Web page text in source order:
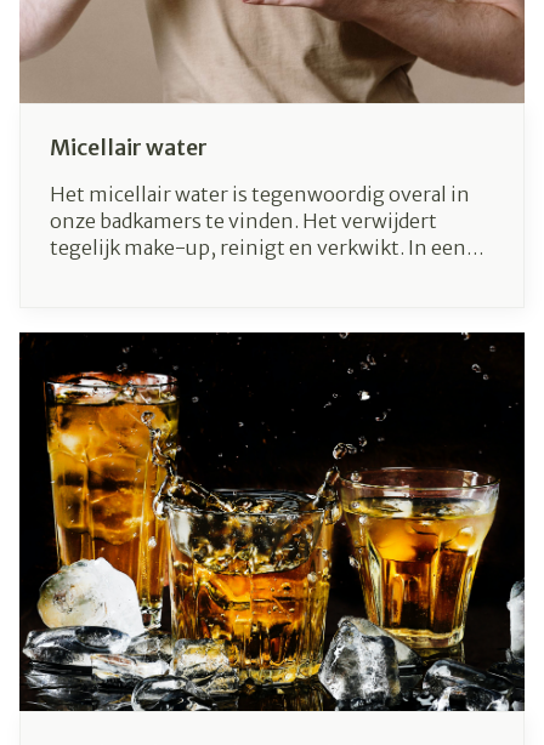
Micellair water
Het micellair water is tegenwoordig overal in
onze badkamers te vinden. Het verwijdert
tegelijk make-up, reinigt en verkwikt. In een
de huid.